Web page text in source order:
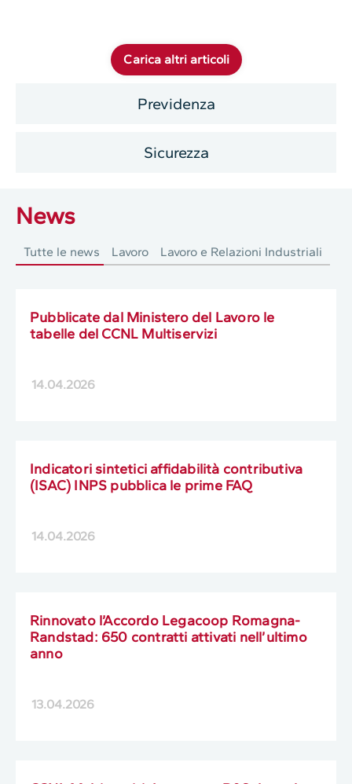
Previdenza
Sicurezza
Carica altri articoli
News
Tutte le news Lavoro Lavoro e Relazioni Industriali
Pubblicate dal Ministero del Lavoro le
tabelle del CCNL Multiservizi
14.04.2026
Indicatori sintetici affidabilità contributiva
(ISAC) INPS pubblica le prime FAQ
14.04.2026
Rinnovato l’Accordo Legacoop Romagna-
Randstad: 650 contratti attivati nell’ultimo
anno
13.04.2026